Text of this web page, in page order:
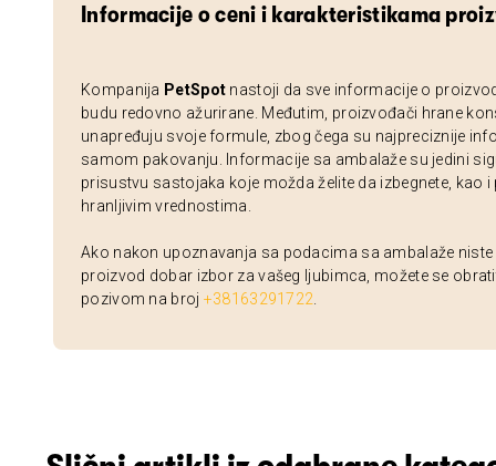
Informacije o ceni i karakteristikama
Kompanija PetSpot nastoji da sve informacije o
budu redovno ažurirane. Međutim, proizvođači hrane
unapređuju svoje formule, zbog čega su najpreciznije
samom pakovanju. Informacije sa ambalaže su jedini
prisustvu sastojaka koje možda želite da izbegnete, kao
hranljivim vrednostima.
Ako nakon upoznavanja sa podacima sa ambalaže niste
proizvod dobar izbor za vašeg ljubimca, možete se
pozivom na broj +38163291722